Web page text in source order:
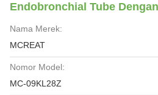
Endobronchial Tube
Nama Merek:
MCREAT
Nomor Model:
MC-09KL28Z